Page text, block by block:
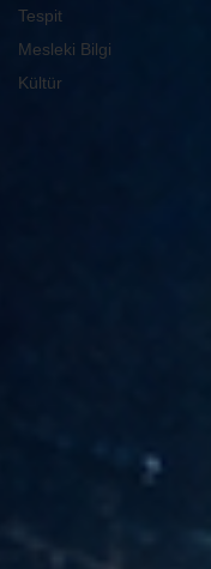
Tespit
Mesleki Bilgi
Kültür